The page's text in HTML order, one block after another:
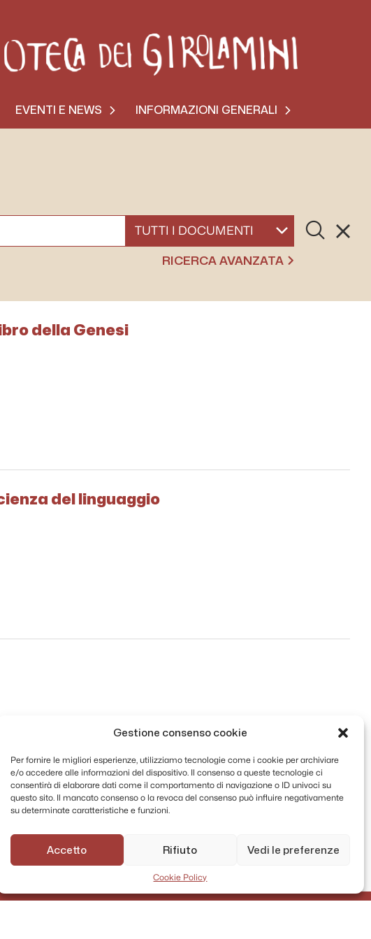
Gestione consenso cookie
Per fornire le migliori esperienze, utilizziamo tecnologie come i cookie per archiviare
e/o accedere alle informazioni del dispositivo. Il consenso a queste tecnologie ci
consentirà di elaborare dati come il comportamento di navigazione o ID univoci su
questo sito. Il mancato consenso o la revoca del consenso può influire negativamente
su determinate caratteristiche e funzioni.
Accetto Rifiuto Vedi le preferenze
Cookie Policy
EVENTI E NEWS INFORMAZIONI GENERALI
SELEZIONA UN DOCUMENTO
Cerca
RICERCA AVANZATA
della Genesi
del linguaggio